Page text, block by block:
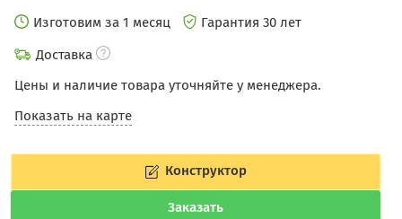
Изготовим за 1 месяц
Гарантия 30 лет
Доставка
Цены и наличие товара уточняйте у менеджера.
Показать на карте
Конструктор
Заказать